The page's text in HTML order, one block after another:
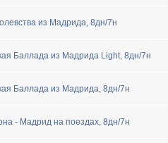
из Мадрида, 8дн/7н
Баллада из Мадрида Light, 8дн/7н
Баллада из Мадрида, 8дн/7н
- Мадрид на поездах, 8дн/7н